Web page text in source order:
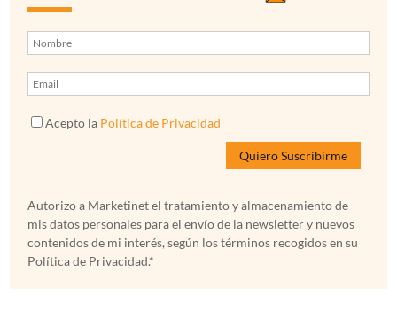
Acepto la Política de Privacidad
Autorizo a Marketinet el tratamiento y almacenamiento de
mis datos personales para el envío de la newsletter y nuevos
contenidos de mi interés, según los términos recogidos en su
Política de Privacidad.*